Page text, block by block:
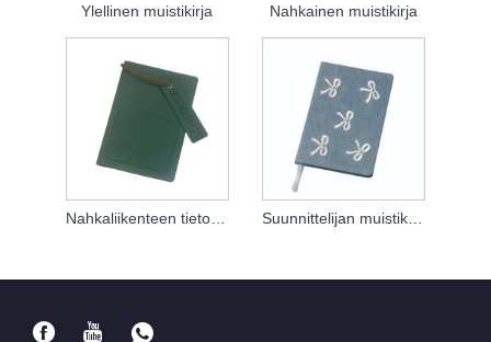
Ylellinen muistikirja Nahkainen muistikirja